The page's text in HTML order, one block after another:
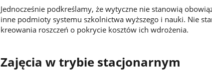
Jednocześnie podkreślamy, że wytyczne nie stanowią
inne podmioty systemu szkolnictwa wyższego i nauki. Nie
kreowania roszczeń o pokrycie kosztów ich wdrożenia.
Zajęcia w trybie stacjonarnym